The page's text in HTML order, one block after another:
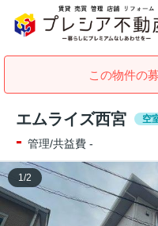
この物件の
エムライズ西宮 空
- 管理/共益費 -
1 /2